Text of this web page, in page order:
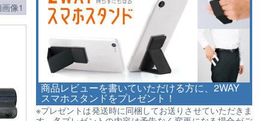
商品レビューを書いていただける方に、2WAY
スマホスタンドをプレゼント！
※プレゼントは発送時に同梱してお送りさせていただきま
像1